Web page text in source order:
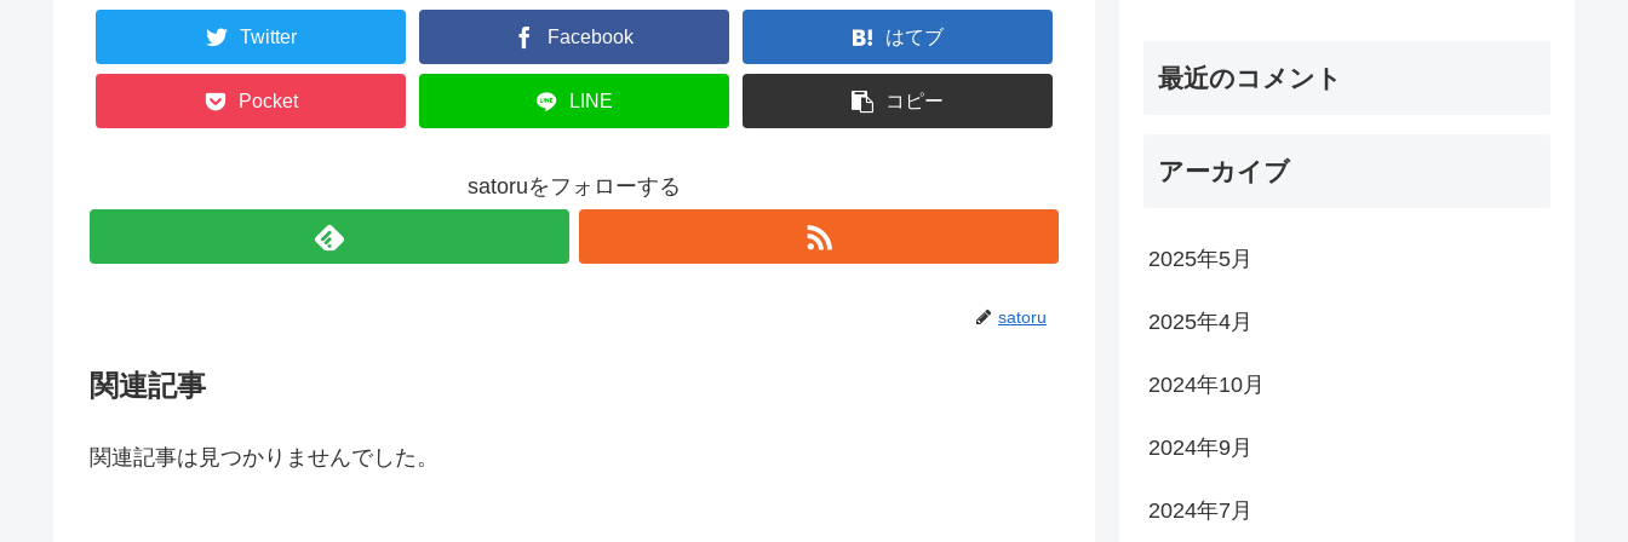
Twitter Facebook はてブ
Pocket LINE コピー
satoruをフォローする
satoru
関連記事
関連記事は見つかりませんでした。
最近のコメント
アーカイブ
2025年5月
2025年4月
2024年10月
2024年9月
2024年7月